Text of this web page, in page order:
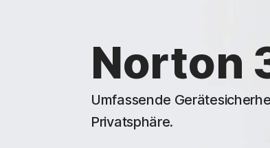
Norton
Umfassende
Privatsphäre.